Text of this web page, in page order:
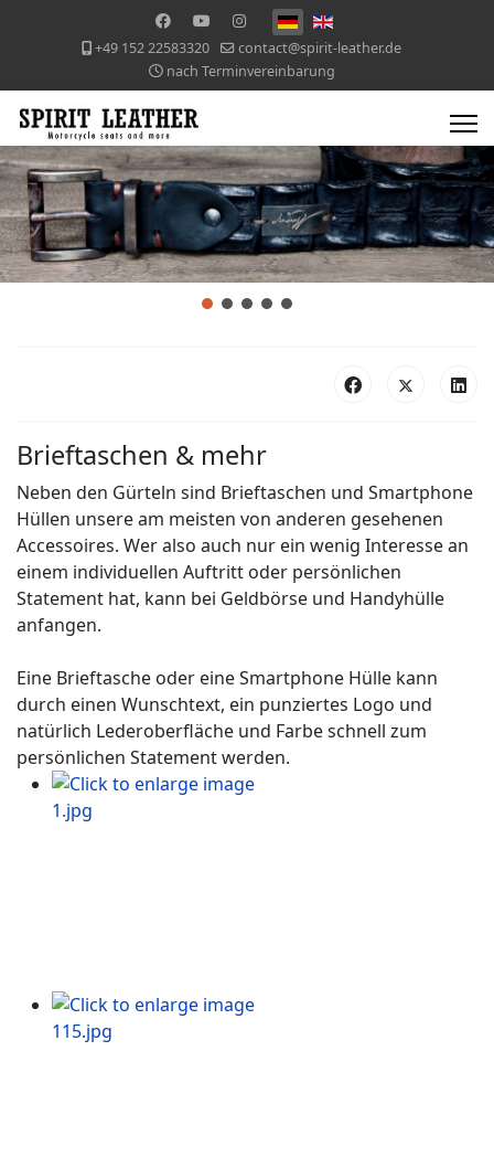
+49 152 22583320
contact@spirit-leather.de
nach Terminvereinbarung
Brieftaschen & mehr
Neben den Gürteln sind Brieftaschen und Smartphone
Hüllen unsere am meisten von anderen gesehenen
Accessoires. Wer also auch nur ein wenig Interesse an
einem individuellen Auftritt oder persönlichen
Statement hat, kann bei Geldbörse und Handyhülle
anfangen.
Eine Brieftasche oder eine Smartphone Hülle kann
durch einen Wunschtext, ein punziertes Logo und
natürlich Lederoberfläche und Farbe schnell zum
persönlichen Statement werden.